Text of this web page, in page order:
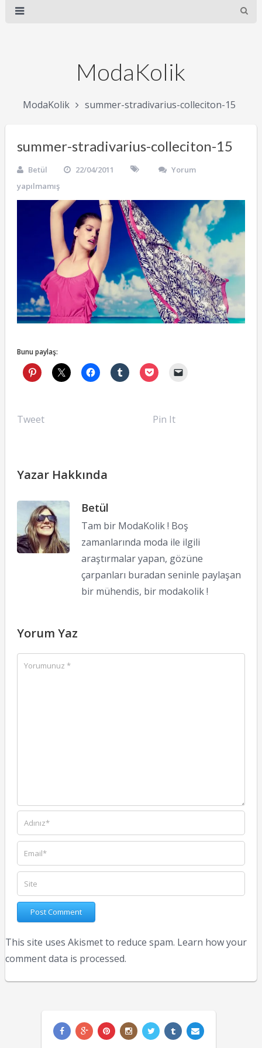
ModaKolik
ModaKolik summer-stradivarius-colleciton-15
summer-stradivarius-colleciton-15
Betül 22/04/2011
Yorum
yapılmamış
Bunu paylaş:
Tweet Pin It
Yazar Hakkında
Betül
Tam bir ModaKolik ! Boş
zamanlarında moda ile ilgili
araştırmalar yapan, gözüne
çarpanları buradan seninle paylaşan
bir mühendis, bir modakolik !
Yorum Yaz
This site uses Akismet to reduce spam. Learn how your
comment data is processed.